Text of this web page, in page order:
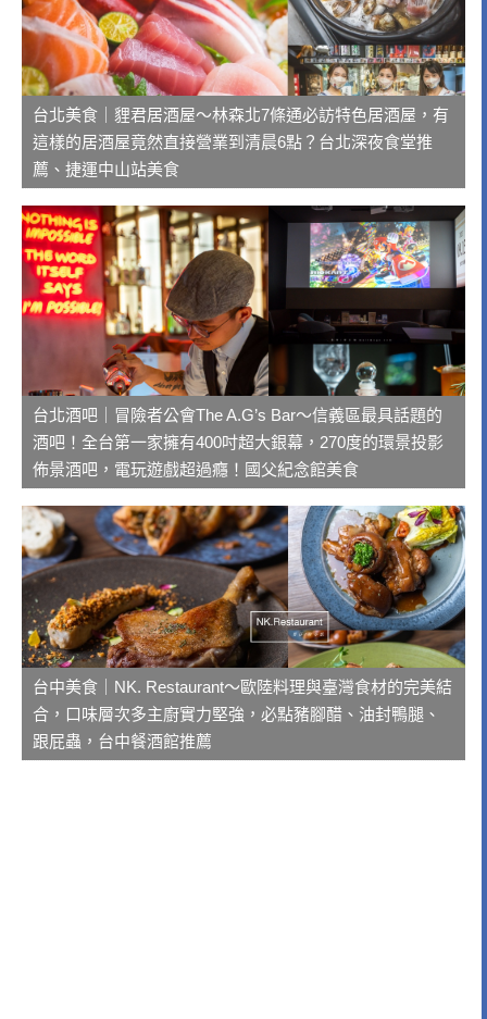
台北美食｜貍君居酒屋～林森北7條通必訪特色居酒屋，有
這樣的居酒屋竟然直接營業到清晨6點？台北深夜食堂推
薦、捷運中山站美食
台北酒吧｜冒險者公會The A.G’s Bar～信義區最具話題的
酒吧！全台第一家擁有400吋超大銀幕，270度的環景投影
佈景酒吧，電玩遊戲超過癮！國父紀念館美食
台中美食｜NK. Restaurant～歐陸料理與臺灣食材的完美結
合，口味層次多主廚實力堅強，必點豬腳醋、油封鴨腿、
跟屁蟲，台中餐酒館推薦